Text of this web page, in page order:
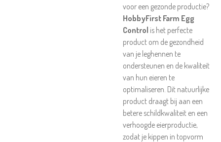
voor een gezonde productie?
HobbyFirst Farm Egg
Control is het perfecte
product om de gezondheid
van je leghennen te
ondersteunen en de kwaliteit
van hun eieren te
optimaliseren. Dit natuurlijke
product draagt bij aan een
betere schildkwaliteit en een
verhoogde eierproductie,
zodat je kippen in topvorm